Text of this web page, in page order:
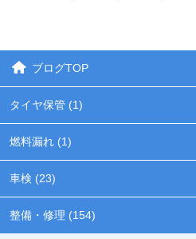
ブログTOP
タイヤ保管 (1)
燃料漏れ (1)
車検 (23)
整備・修理 (154)